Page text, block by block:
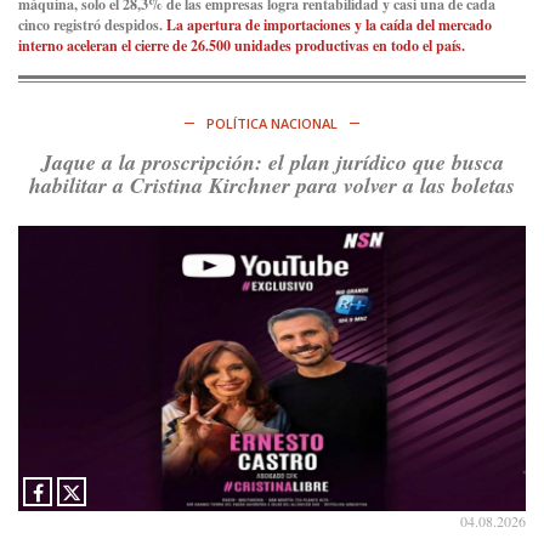
Consenso Patagónico
Consenso Patagónico
@consensopatagon
@PJCampana2022: Asumimos una nueva etapa en el
Partido Justicialista de Campana, con el orgullo de que el
vuelva a…
Ver en X
máquina, solo el 28,3% de las empresas logra rentabilidad y casi una de cada
cinco registró despidos.La apertura de importaciones y la caída del mercado
interno aceleran el cierre de 26.500 unidades productivas en todo el país.
POLÍTICA NACIONAL
Jaque a la proscripción: el plan jurídico que busca
habilitar a Cristina Kirchner para volver a las boletas
04.08.2026